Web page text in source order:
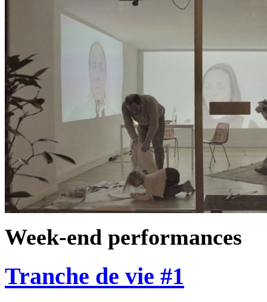
Week-end performances
Tranche de vie #1